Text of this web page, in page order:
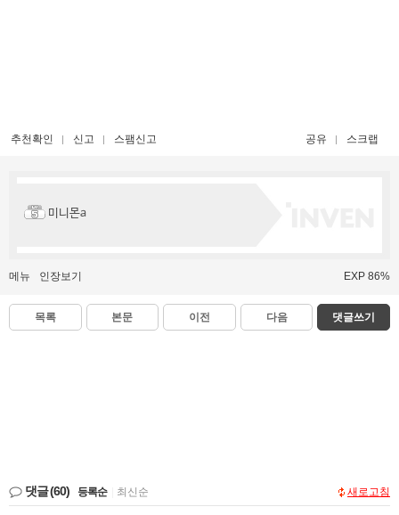
추천확인 신고 스팸신고 공유 스크랩
미니몬a
메뉴 인장보기 EXP 86%
목록 본문 이전 다음 댓글쓰기
댓글(60) 등록순 최신순 새로고침